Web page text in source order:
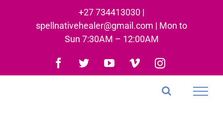
+27 734413030 |
spellnativehealer@gmail.com | Mon to
Sun 7:30AM – 12:00AM
Facebook
TwitterYouTubeVimeoInstagram